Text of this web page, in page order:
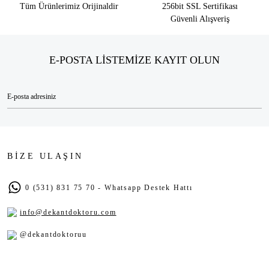
Tüm Ürünlerimiz Orijinaldir
256bit SSL Sertifikası
Güvenli Alışveriş
E-POSTA LİSTEMİZE KAYIT OLUN
BİZE ULAŞIN
0 (531) 831 75 70 - Whatsapp Destek Hattı
info@dekantdoktoru.com
@dekantdoktoruu